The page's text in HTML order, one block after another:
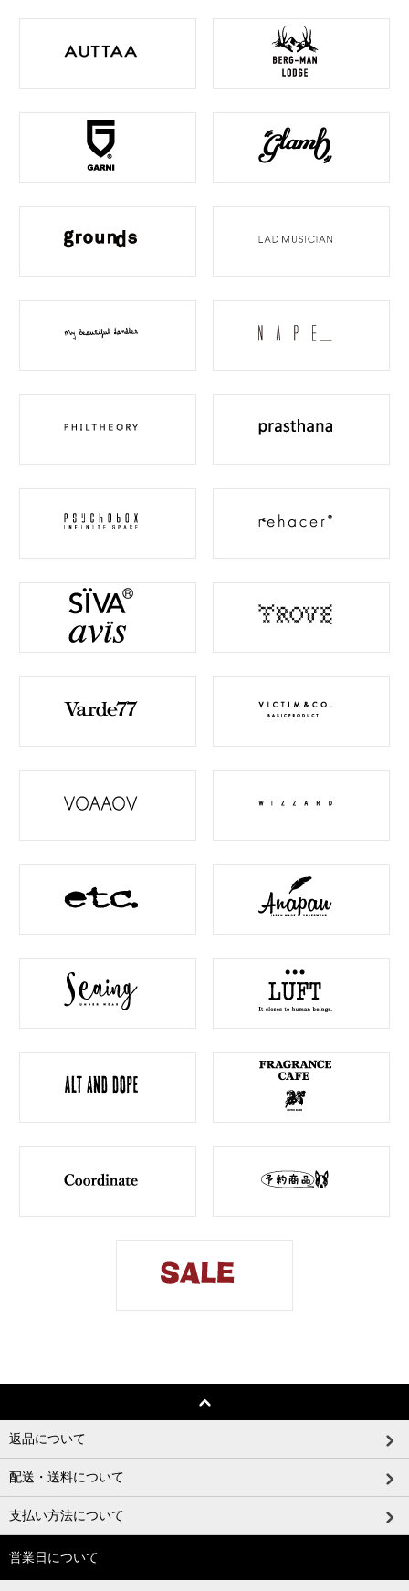
返品について
配送・送料について
支払い方法について
営業日について